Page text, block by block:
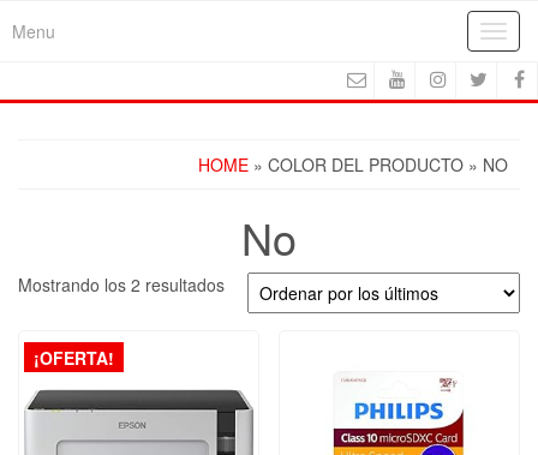
Menu
HOME » COLOR DEL PRODUCTO » NO
No
Mostrando los 2 resultadosOrdenado
por
¡OFERTA!